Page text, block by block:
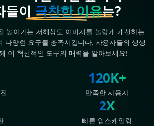
AI 사진 화질 높이기
들이극찬한 이유는?
높이기는 저해상도 이미지를 놀랍게 개선하는
다양한 요구를 충족시킵니다. 사용자들의 생생
120K+
만족한 사용자
2X